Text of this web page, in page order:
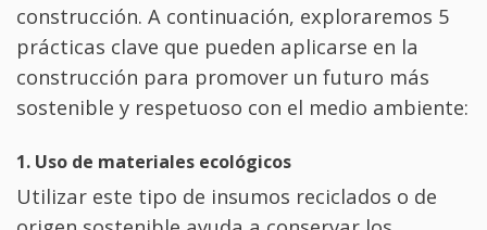
construcción. A continuación, exploraremos 5
prácticas clave que pueden aplicarse en la
construcción para promover un futuro más
sostenible y respetuoso con el medio ambiente:
1. Uso de materiales ecológicos
Utilizar este tipo de insumos reciclados o de